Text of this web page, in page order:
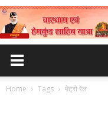
Home Tags मेट्रो रेल